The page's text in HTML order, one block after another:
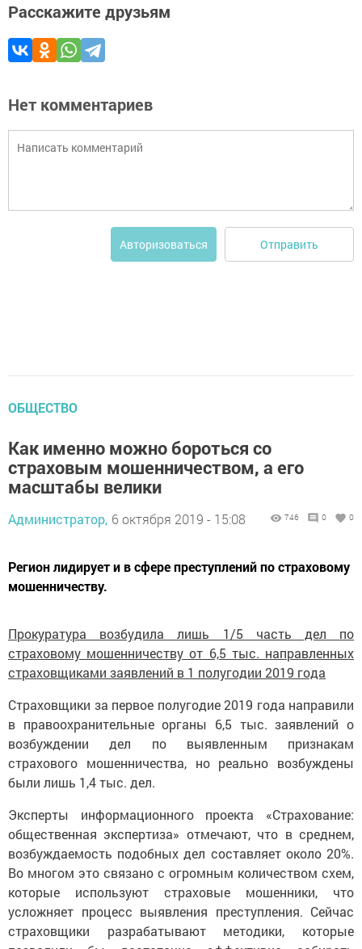
Расскажите друзьям
Нет комментариев
Авторизоваться Отправить
ОБЩЕСТВО
Как именно можно бороться со
страховым мошенничеством, а его
масштабы велики
Администратор, 6 октября 2019 - 15:08 746 0 0
Регион лидирует и в сфере преступлений по страховому
мошенничеству.
Прокуратура возбудила лишь 1/5 часть дел по
страховому мошенничеству от 6,5 тыс. направленных
страховщиками заявлений в 1 полугодии 2019 года
Страховщики за первое полугодие 2019 года направили
в правоохранительные органы 6,5 тыс. заявлений о
возбуждении дел по выявленным признакам
страхового мошенничества, но реально возбуждены
были лишь 1,4 тыс. дел.
Эксперты информационного проекта «Страхование:
общественная экспертиза» отмечают, что в среднем,
возбуждаемость подобных дел составляет около 20%.
Во многом это связано с огромным количеством схем,
которые используют страховые мошенники, что
усложняет процесс выявления преступления. Сейчас
страховщики разрабатывают методики, которые